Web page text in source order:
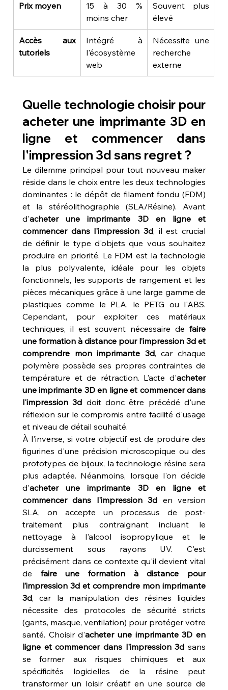
Prix moyen
15 à 30 %
moins cher
Souvent plus
élevé
Accès aux
tutoriels
Intégré à
l'écosystème
web
Nécessite une
recherche
externe
Quelle technologie choisir pour
acheter une imprimante 3D en
ligne et commencer dans
l'impression 3d sans regret ?
Le dilemme principal pour tout nouveau maker
réside dans le choix entre les deux technologies
dominantes : le dépôt de filament fondu (FDM)
et la stéréolithographie (SLA/Résine). Avant
d'acheter une imprimante 3D en ligne et
commencer dans l'impression 3d, il est crucial
de définir le type d'objets que vous souhaitez
produire en priorité. Le FDM est la technologie
la plus polyvalente, idéale pour les objets
fonctionnels, les supports de rangement et les
pièces mécaniques grâce à une large gamme de
plastiques comme le PLA, le PETG ou l'ABS.
Cependant, pour exploiter ces matériaux
techniques, il est souvent nécessaire de faire
une formation à distance pour l’impression 3d et
comprendre mon imprimante 3d, car chaque
polymère possède ses propres contraintes de
température et de rétraction. L'acte d'acheter
une imprimante 3D en ligne et commencer dans
l'impression 3d doit donc être précédé d'une
réflexion sur le compromis entre facilité d'usage
et niveau de détail souhaité.
À l'inverse, si votre objectif est de produire des
figurines d'une précision microscopique ou des
prototypes de bijoux, la technologie résine sera
plus adaptée. Néanmoins, lorsque l'on décide
d'acheter une imprimante 3D en ligne et
commencer dans l'impression 3d en version
SLA, on accepte un processus de post-
traitement plus contraignant incluant le
nettoyage à l'alcool isopropylique et le
durcissement sous rayons UV. C'est
précisément dans ce contexte qu'il devient vital
de faire une formation à distance pour
l’impression 3d et comprendre mon imprimante
3d, car la manipulation des résines liquides
nécessite des protocoles de sécurité stricts
(gants, masque, ventilation) pour protéger votre
santé. Choisir d'acheter une imprimante 3D en
ligne et commencer dans l'impression 3d sans
se former aux risques chimiques et aux
spécificités logicielles de la résine peut
transformer un loisir créatif en une source de